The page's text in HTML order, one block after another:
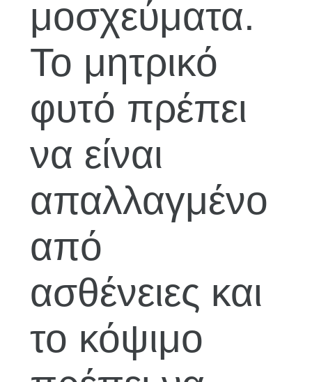
μοσχεύματα.
Το μητρικό
φυτό πρέπει
να είναι
απαλλαγμένο
από
ασθένειες και
το κόψιμο